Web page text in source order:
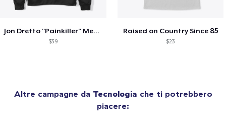
Jon Dretto "Painkiller" Merch Collection
$39
Raised on Country Since 85
$23
Altre campagne da Tecnologia che ti potrebbero
piacere: